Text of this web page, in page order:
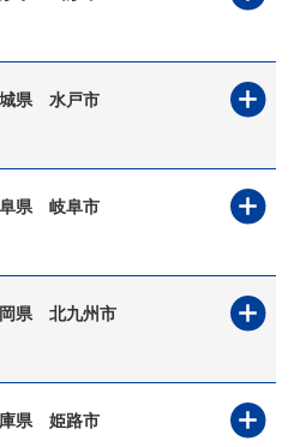
県 水戸市
県 岐阜市
県 北九州市
県 姫路市